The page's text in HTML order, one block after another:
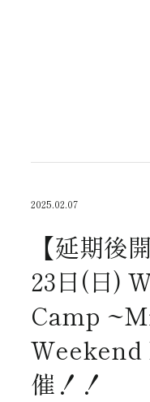
2025.02.07
【延期後
23日(日)
Camp
催！！